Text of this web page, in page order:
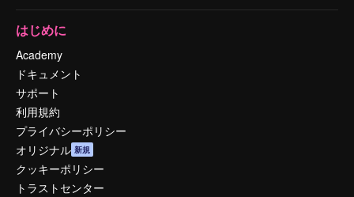
はじめに
Academy
ドキュメント
サポート
利用規約
プライバシーポリシー
オリジナル 新規
クッキーポリシー
トラストセンター